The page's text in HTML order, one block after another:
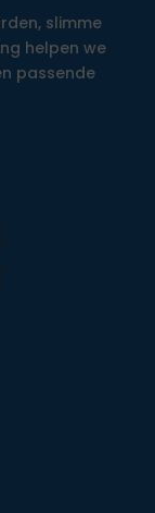
slimme
helpen we
passende